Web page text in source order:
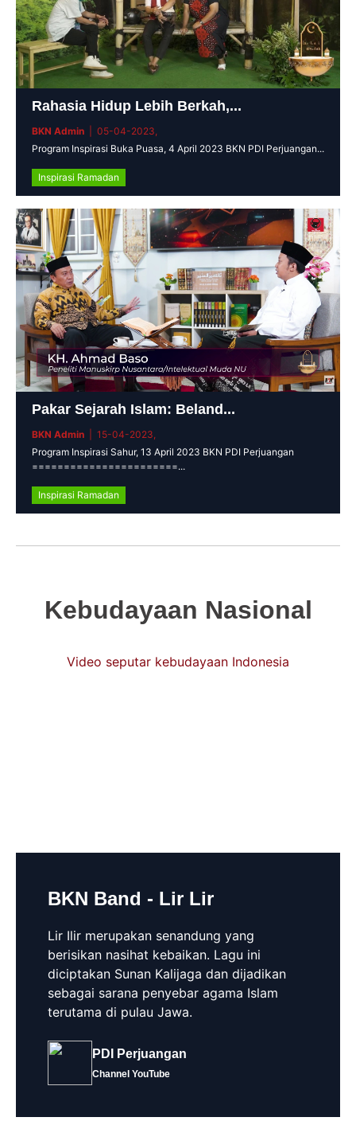
Rahasia Hidup Lebih Berkah,...
BKN Admin | 05-04-2023,
Program Inspirasi Buka Puasa, 4 April 2023 BKN PDI Perjuangan...
Inspirasi Ramadan
Pakar Sejarah Islam: Beland...
BKN Admin | 15-04-2023,
Program Inspirasi Sahur, 13 April 2023 BKN PDI Perjuangan
=======================...
Inspirasi Ramadan
Kebudayaan Nasional
Video seputar kebudayaan Indonesia
BKN Band - Lir Lir
Lir Ilir merupakan senandung yang
berisikan nasihat kebaikan. Lagu ini
diciptakan Sunan Kalijaga dan dijadikan
sebagai sarana penyebar agama Islam
terutama di pulau Jawa.
PDI Perjuangan
Channel YouTube